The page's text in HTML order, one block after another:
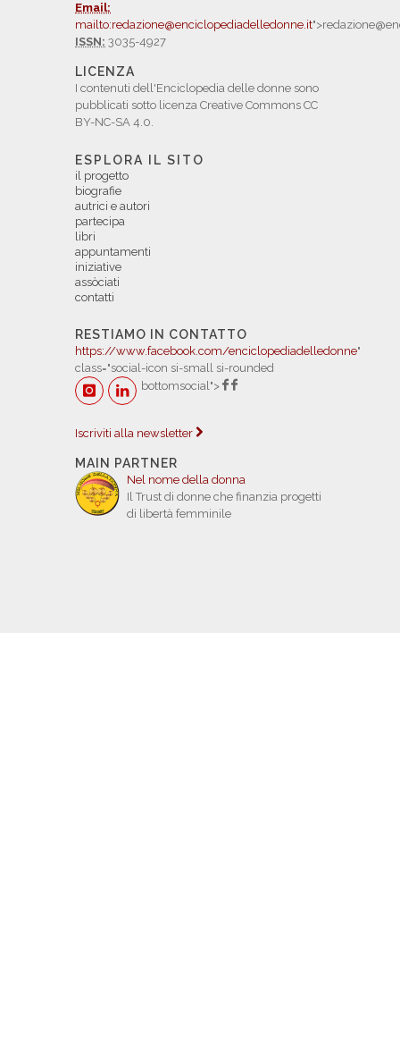
Email:
mailto:redazione@enciclopediadelledonne.it
ISSN: 3035-4927
LICENZA
I contenuti dell'Enciclopedia delle donne sono
pubblicati sotto licenza Creative Commons CC
BY-NC-SA 4.0.
ESPLORA IL SITO
il progetto
biografie
autrici e autori
partecipa
libri
appuntamenti
iniziative
assòciati
contatti
RESTIAMO IN CONTATTO
https://www.facebook.com/enciclopediadelledonne"
class="social-icon si-small si-rounded
bottomsocial">
Iscriviti alla newsletter
MAIN PARTNER
Nel nome della donna
Il Trust di donne che finanzia progetti
di libertà femminile